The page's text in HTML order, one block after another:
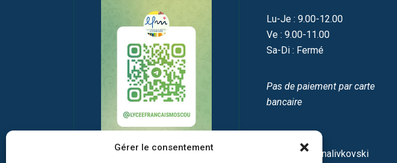
Gérer le consentement
Lu-Je : 9.00-12.00
Ve : 9.00-11.00
Sa-Di : Fermé
Pas de paiement par carte
bancaire
12/16 Spasonalivkovski